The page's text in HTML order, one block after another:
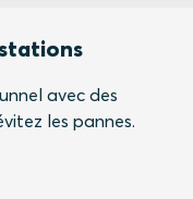
avec des
les pannes.